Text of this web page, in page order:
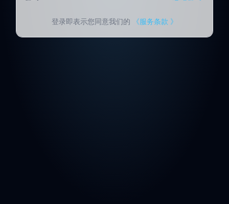
登录即表示您同意我们的 《服务条款 》